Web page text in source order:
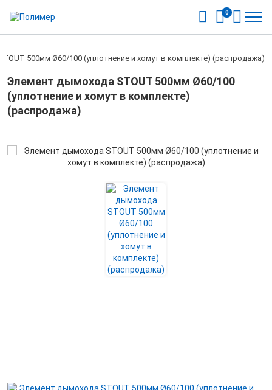
0
500мм Ø60/100 (уплотнение и хомут в комплекте) (распродажа)
Элемент дымохода STOUT 500мм Ø60/100
(уплотнение и хомут в комплекте)
(распродажа)